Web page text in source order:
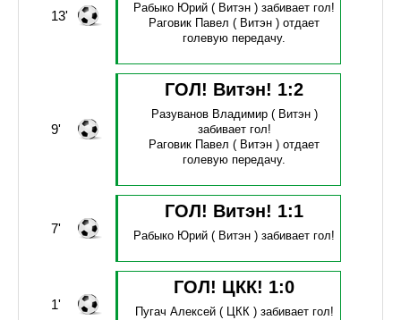
13'
Рабыко Юрий ( Витэн )забивает гол!
Раговик Павел ( Витэн )отдает
голевую передачу.
9'
ГОЛ! Витэн! 1:2
Разуванов Владимир( Витэн )
забивает гол!
Раговик Павел ( Витэн )отдает
голевую передачу.
7'
ГОЛ! Витэн! 1:1
Рабыко Юрий ( Витэн )забивает гол!
1'
ГОЛ! ЦКК! 1:0
Пугач Алексей( ЦКК ) забивает гол!